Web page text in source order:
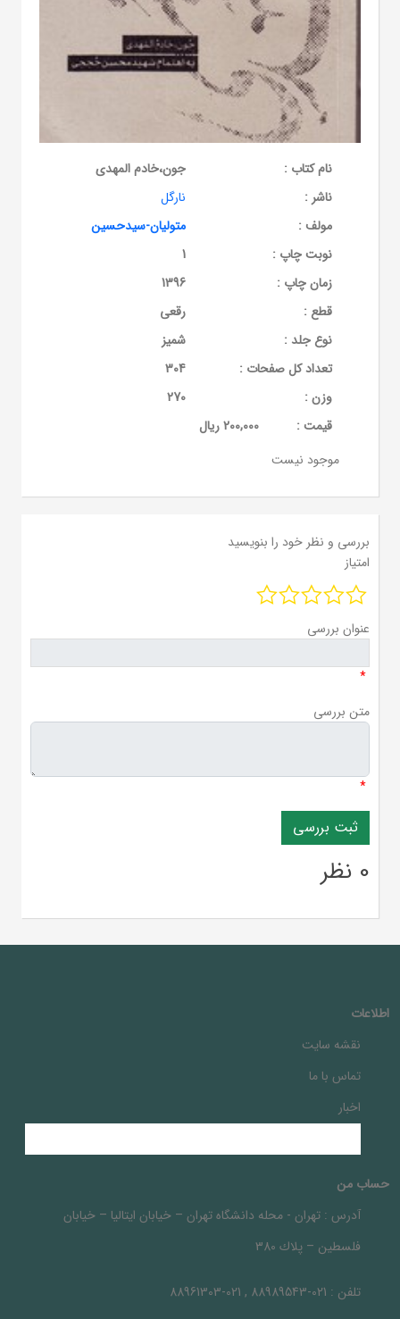
نام کتاب :
جون،خادم المهدی
ناشر :
نارگل
مولف :
متولیان-سیدحسین
نوبت چاپ :
1
زمان چاپ :
1396
قطع :
رقعی
نوع جلد :
شمیز
تعداد کل صفحات :
304
وزن :
270
قيمت :
200,000 ریال
موجود نیست
بررسی و نظر خود را بنویسید
امتیاز
عنوان بررسی
*
متن بررسی
*
0 نظر
اطلاعات
نقشه سایت
تماس با ما
اخبار
حساب من
آدرس : تهران - محله دانشگاه تهران – خيابان ايتاليا – خيابان
فلسطين – پلاك 380
تلفن : 021-88989543 , 021-88961303